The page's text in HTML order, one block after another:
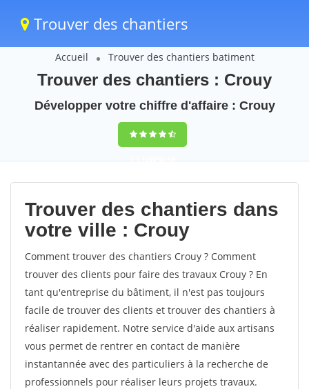
Trouver des chantiers
Accueil Trouver des chantiers batiment
Trouver des chantiers : Crouy
Développer votre chiffre d'affaire : Crouy
9,5(100%)38
votes
Trouver des chantiers dans
votre ville : Crouy
Comment trouver des chantiers Crouy ? Comment
trouver des clients pour faire des travaux Crouy ? En
tant qu'entreprise du bâtiment, il n'est pas toujours
facile de trouver des clients et trouver des chantiers à
réaliser rapidement. Notre service d'aide aux artisans
vous permet de rentrer en contact de manière
instantannée avec des particuliers à la recherche de
professionnels pour réaliser leurs projets travaux.